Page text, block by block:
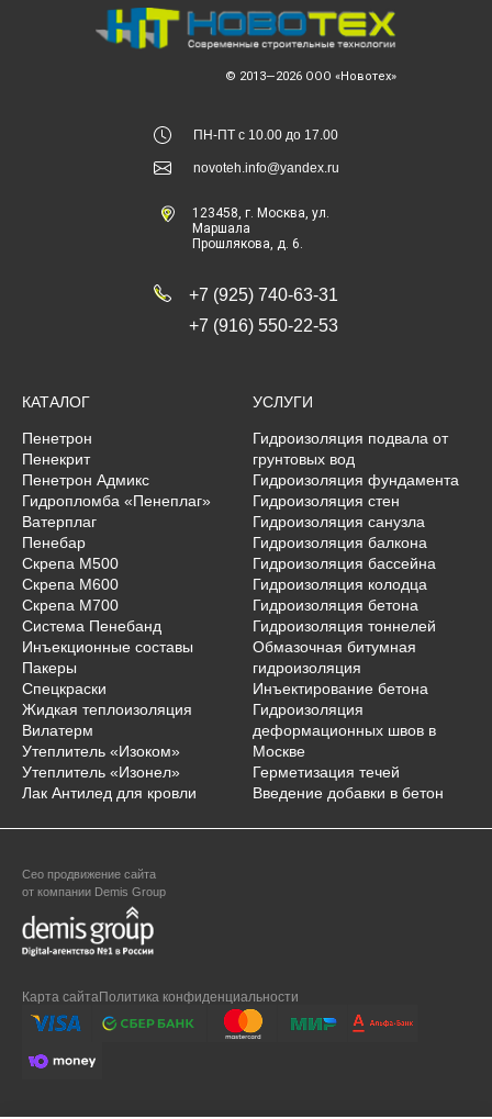
© 2013—2026 ООО «Новотех»
ПН-ПТ с 10.00 до 17.00
novoteh.info@yandex.ru
123458, г. Москва, ул.
Маршала
Прошлякова, д. 6.
+7 (925) 740-63-31
+7 (916) 550-22-53
КАТАЛОГ
Пенетрон
Пенекрит
Пенетрон Адмикс
Гидропломба «Пенеплаг»
Ватерплаг
Пенебар
Скрепа М500
Скрепа М600
Скрепа М700
Система Пенебанд
Инъекционные составы
Пакеры
Спецкраски
Жидкая теплоизоляция
Вилатерм
Утеплитель «Изоком»
Утеплитель «Изонел»
Лак Антилед для кровли
УСЛУГИ
Гидроизоляция подвала от
грунтовых вод
Гидроизоляция фундамента
Гидроизоляция стен
Гидроизоляция санузла
Гидроизоляция балкона
Гидроизоляция бассейна
Гидроизоляция колодца
Гидроизоляция бетона
Гидроизоляция тоннелей
Обмазочная битумная
гидроизоляция
Инъектирование бетона
Гидроизоляция
деформационных швов в
Москве
Герметизация течей
Введение добавки в бетон
Сео продвижение сайта
от компании Demis Group
Карта сайтаПолитика конфиденциальности